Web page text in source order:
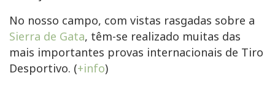
No nosso campo, com vistas rasgadas sobre a
Sierra de Gata, têm-se realizado muitas das
mais importantes provas internacionais de Tiro
Desportivo. (+info)